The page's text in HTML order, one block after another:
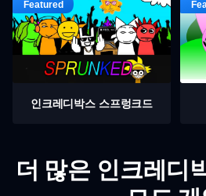
인크레디박스 스프렁크드
더 많은 인크레디